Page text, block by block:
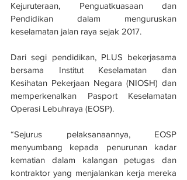
Kejuruteraan, Penguatkuasaan dan
Pendidikan dalam menguruskan
keselamatan jalan raya sejak 2017.
Dari segi pendidikan, PLUS bekerjasama
bersama Institut Keselamatan dan
Kesihatan Pekerjaan Negara (NIOSH) dan
memperkenalkan Pasport Keselamatan
Operasi Lebuhraya (EOSP).
“Sejurus pelaksanaannya, EOSP
menyumbang kepada penurunan kadar
kematian dalam kalangan petugas dan
kontraktor yang menjalankan kerja mereka